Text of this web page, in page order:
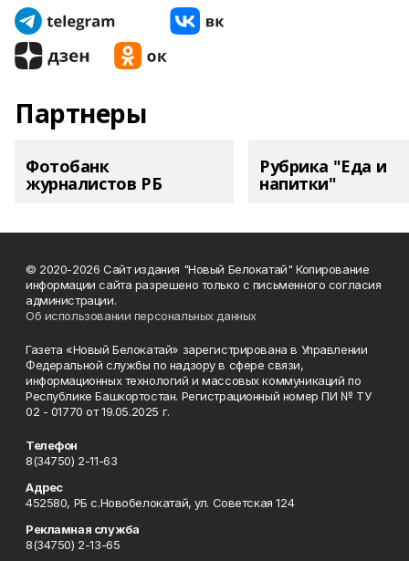
Партнеры
Фотобанк
журналистов РБ
Рубрика "Еда и
напитки"
© 2020-2026 Сайт издания "Новый Белокатай" Копирование
информации сайта разрешено только с письменного согласия
администрации.
Об использовании персональных данных
Газета «Новый Белокатай» зарегистрирована в Управлении
Федеральной службы по надзору в сфере связи,
информационных технологий и массовых коммуникаций по
Республике Башкортостан. Регистрационный номер ПИ № ТУ
02 - 01770 от 19.05.2025 г.
Телефон
8(34750) 2-11-63
Адрес
452580, РБ с.Новобелокатай, ул. Советская 124
Рекламная служба
8(34750) 2-13-65